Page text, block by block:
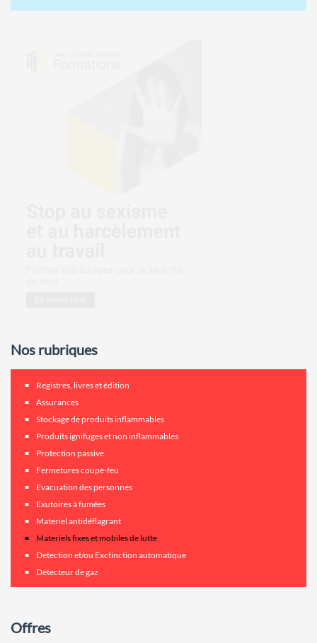
Nos rubriques
Registres, livres et édition
Assurances
Stockage de produits inflammables
Produits ignifuges et non inflammables
Protection passive
Fermetures coupe-feu
Evacuation des personnes
Exutoires à fumées
Materiel antidéflagrant
Materiels fixes et mobiles de lutte
Detection et/ou Exctinction automatique
Détecteur de gaz
Offres